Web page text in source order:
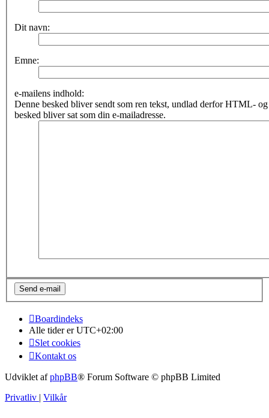
Dit navn:
Emne:
e-mailens indhold:
Denne besked bliver sendt som ren tekst, undlad derfor HTML-
besked bliver sat som din e-mailadresse.
Boardindeks
Alle tider erUTC+02:00
Slet cookies
Kontakt os
Udviklet afphpBB® Forum Software © phpBB Limited
Privatliv
Vilkår